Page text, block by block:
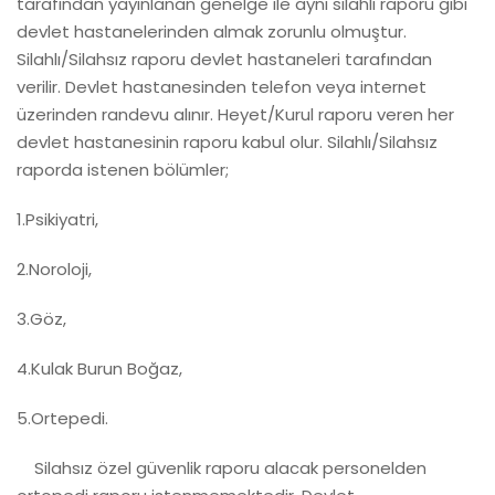
devlet hastanelerinden almak zorunlu olmuştur.
Silahlı/Silahsız raporu devlet hastaneleri tarafından
verilir. Devlet hastanesinden telefon veya internet
üzerinden randevu alınır. Heyet/Kurul raporu veren her
devlet hastanesinin raporu kabul olur. Silahlı/Silahsız
raporda istenen bölümler;
1.Psikiyatri,
2.Noroloji,
3.Göz,
4.Kulak Burun Boğaz,
5.Ortepedi.
Silahsız özel güvenlik raporu alacak personelden